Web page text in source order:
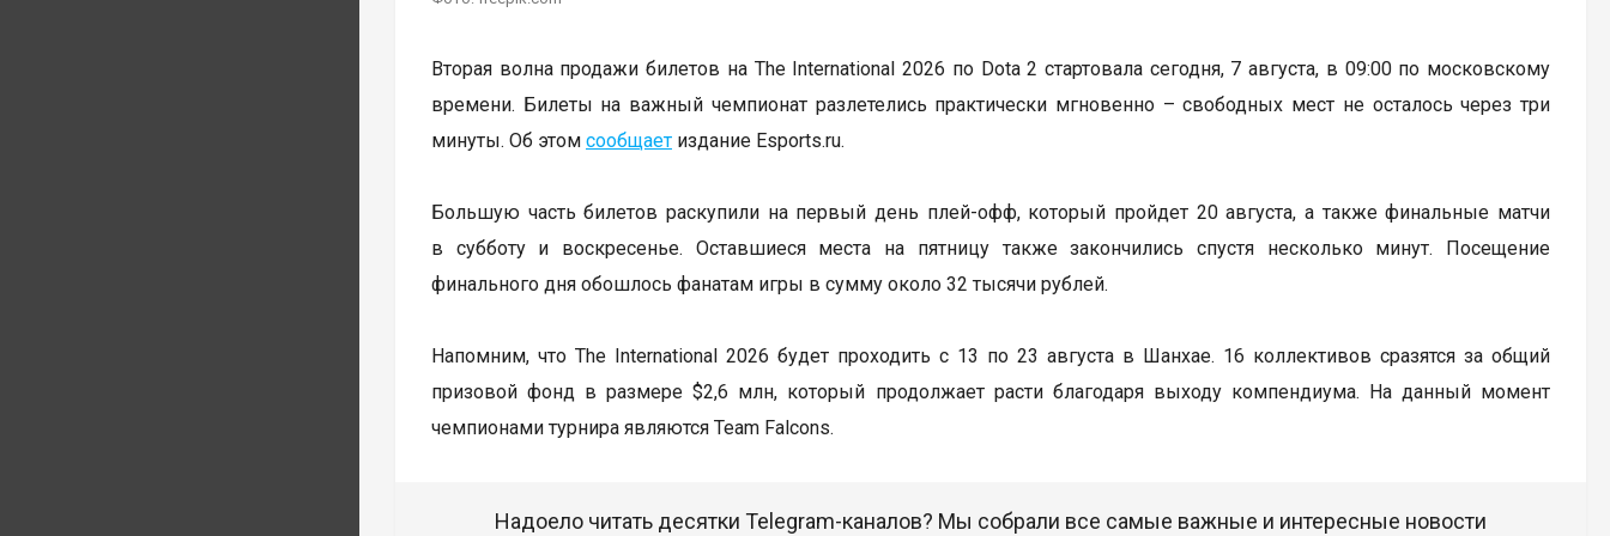
Вторая волна продажи билетов на The International 2026 по Dota 2 стартовала сегодня, 7 августа, в 09:00 по московскому
времени. Билеты на важный чемпионат разлетелись практически мгновенно – свободных мест не осталось через три
минуты. Об этом сообщает издание Esports.ru.
Большую часть билетов раскупили на первый день плей-офф, который пройдет 20 августа, а также финальные матчи
в субботу и воскресенье. Оставшиеся места на пятницу также закончились спустя несколько минут. Посещение
финального дня обошлось фанатам игры в сумму около 32 тысячи рублей.
Напомним, что The International 2026 будет проходить с 13 по 23 августа в Шанхае. 16 коллективов сразятся за общий
призовой фонд в размере $2,6 млн, который продолжает расти благодаря выходу компендиума. На данный момент
чемпионами турнира являются Team Falcons.
Надоело читать десятки Telegram-каналов? Мы собрали все самые важные и интересные новости